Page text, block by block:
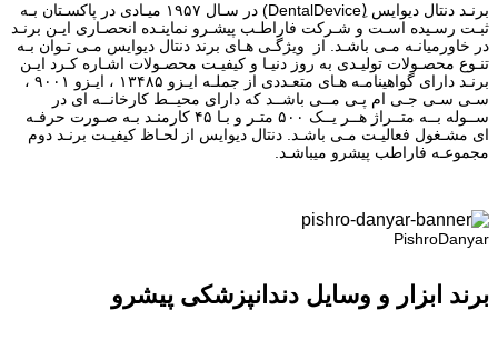
برنـد دنتال دیوایس (ِDentalDevice) در سـال ۱۹۵۷ میـادی در پاکسـتان بـه
ثبـت رسـیده اسـت و شـرکت فاراطـب پیشـرو نماینـده انحصـاری ایـن برنـد
در خاورمیانـه مـی باشـد. از ویژگـی هـای برند دنتال دیوایس مـی تـوان بـه
تنـوع محصـولات تولیـدی به روز دنیـا و کیفیـت محصـولات اشـاره کـرد ایـن
برنـد دارای گواهینامـه هـای متعـددی از جملـه ایـزو ۱۳۴۸۵ ، ایـزو ۹۰۰۱ ،
سـی سـی جـی ام پـی مــی باشــد که دارای محیــط کارخانــه ای در
ســوله بــه متــراژ هــر یــک ۵۰۰ متـر و بـا ۴۵ کارمنـد بـه صـورت حرفـه
ای مشـغول فعالیـت مـی باشـد. دنتال دیوایس از لحـاظ کیفیـت برنـد دوم
مجموعـه فاراطب پیشرو میباشـد.
PishroDanyar
برند ابزار و وسایل دندانپزشکی پیشرو